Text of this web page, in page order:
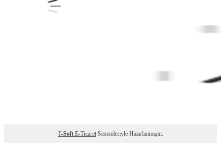
T-Soft E-Ticaret Sistemleriyle Hazırlanmıştır.